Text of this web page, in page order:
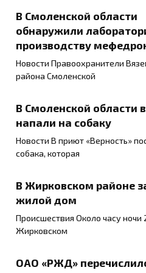
В Смоленской области
обнаружили
производству
Новости Правоохранители
района Смоленской
В Смоленской области
напали на собаку
Новости В приют «Верность»
собака, которая
В Жирковском районе
жилой дом
Происшествия Около часу ночи
Жирковском
ОАО «РЖД»